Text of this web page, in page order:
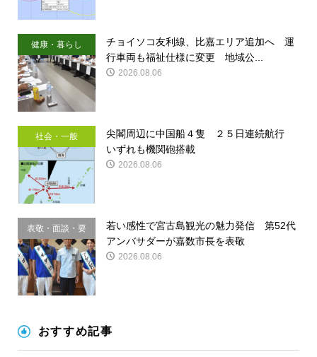
健康・暮らし
チョイソコ友利線、比嘉エリア追加へ 運
行車両も福祉仕様に変更 地域公...
2026.08.06
社会・一般
尖閣周辺に中国船４隻 ２５日連続航行
いずれも機関砲搭載
2026.08.06
表敬・面談・要
請
若い感性で宮古島観光の魅力発信 第52代
アンバサダーが嘉数市長を表敬
2026.08.06
おすすめ記事